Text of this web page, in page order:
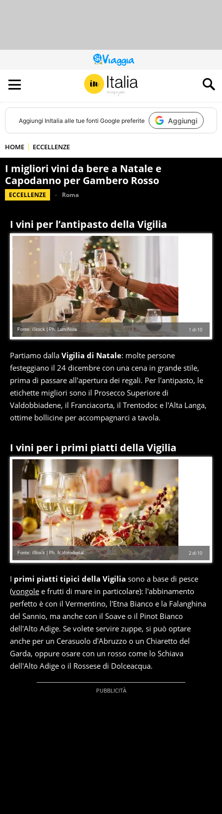
QUESTO
SITO
CONTRIBUISCE
ALL’AUDIENCE
DI
Aggiungi InItalia alle tue fonti Google preferite Aggiungi
HOME ECCELLENZE
I migliori vini da bere a Natale e
Capodanno per Gambero Rosso
ECCELLENZE Roma
I vini per l’antipasto della Vigilia
1 di 10
Fonte: iStock | Ph. LumiNola
Partiamo dalla Vigilia di Natale: molte persone
festeggiano il 24 dicembre con una cena in grande stile,
prima di passare all'apertura dei regali. Per l'antipasto, le
etichette migliori sono il Prosecco Superiore di
Valdobbiadene, il Franciacorta, il Trentodoc e l'Alta Langa,
ottime bollicine per accompagnarci a tavola.
I vini per i primi piatti della Vigilia
2di 10
Fonte: iStock | Ph. fcafotodigital
I primi piatti tipici della Vigilia sono a base di pesce
(vongole e frutti di mare in particolare): l'abbinamento
perfetto è con il Vermentino, l'Etna Bianco e la Falanghina
del Sannio, ma anche con il Soave o il Pinot Bianco
dell'Alto Adige. Se volete servire zuppe, si può optare
anche per un Cerasuolo d'Abruzzo o un Chiaretto del
Garda, oppure osare con un rosso come lo Schiava
dell'Alto Adige o il Rossese di Dolceacqua.